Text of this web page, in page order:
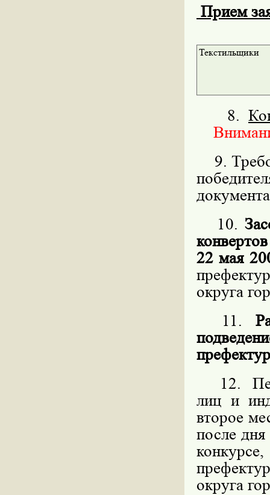
Прием
Текстильщики
8.
9.
10.
22 мая
округа
11.
12.
лиц и
второе
после дня
округа